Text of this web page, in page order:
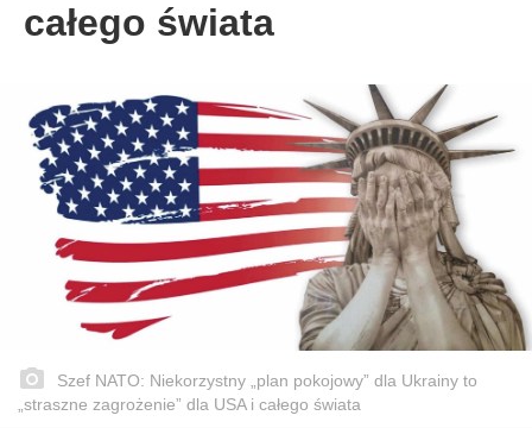
całego świata
Szef NATO: Niekorzystny „plan pokojowy” dla Ukrainy to
„straszne zagrożenie” dla USA i całego świata